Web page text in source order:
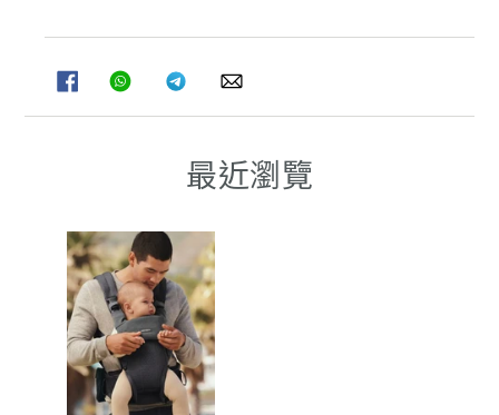
車
FACEBOOK
分
享
WHATSAPPTELEGRAM
分
享
WHATSAPP
最近瀏覽